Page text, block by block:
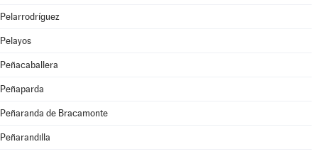
Pelarrodríguez
Pelayos
Peñacaballera
Peñaparda
Peñaranda de Bracamonte
Peñarandilla